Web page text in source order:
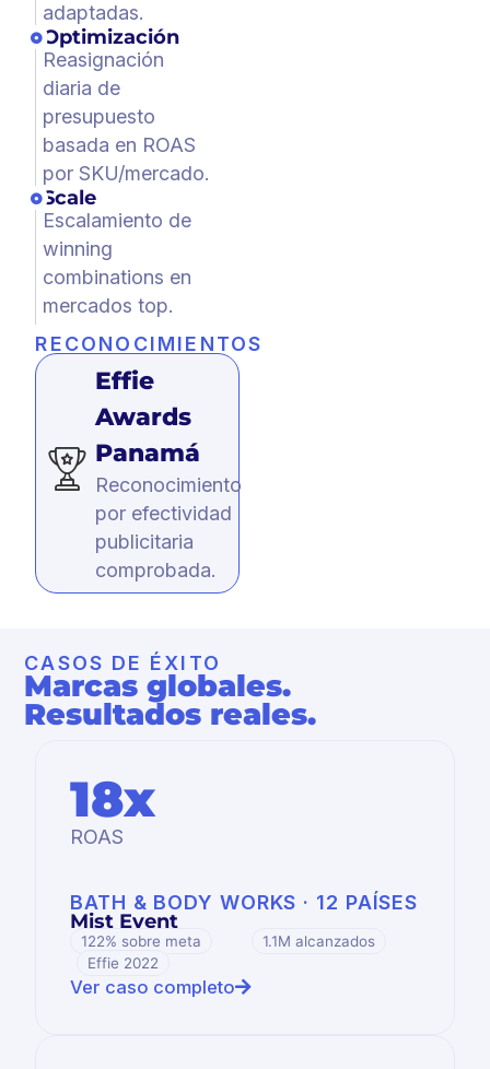
adaptadas.
Optimización
Reasignación
diaria de
presupuesto
basada en ROAS
por SKU/mercado.
Scale
Escalamiento de
winning
combinations en
mercados top.
RECONOCIMIENTOS
Effie
Awards
Panamá
Reconocimiento
por efectividad
publicitaria
comprobada.
CASOS DE ÉXITO
Marcas globales.
Resultados reales.
18x
ROAS
BATH & BODY WORKS · 12 PAÍSES
Mist Event
122% sobre meta
1.1M alcanzados
Effie 2022
Ver caso completo